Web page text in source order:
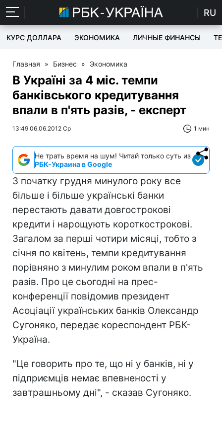
RU
КУРС ДОЛЛАРА ЭКОНОМИКА ЛИЧНЫЕ ФИНАНСЫ
Главная » Бизнес » Экономика
В Україні за 4 міс. темпи
банківського кредитування
впали в п'ять разів, - експерт
13:49 06.06.2012 Ср 1 мин
Не трать время на шум! Читай только суть из
РБК-Украина в Google
З початку грудня минулого року все
більше і більше українські банки
перестають давати довгострокові
кредити і нарощують короткострокові.
Загалом за перші чотири місяці, тобто з
січня по квітень, темпи кредитування
порівняно з минулим роком впали в п'ять
разів. Про це сьогодні на прес-
конференції повідомив президент
Асоціації українських банків Олександр
Сугоняко, передає кореспондент РБК-
Україна.
"Це говорить про те, що ні у банків, ні у
підприємців немає впевненості у
завтрашньому дні", - сказав Сугоняко.